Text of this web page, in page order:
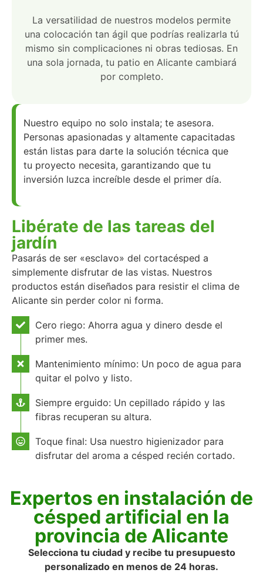
La versatilidad de nuestros modelos permite
una colocación tan ágil que podrías realizarla tú
mismo sin complicaciones ni obras tediosas. En
una sola jornada, tu patio en Alicante cambiará
por completo.
Nuestro equipo no solo instala; te asesora.
Personas apasionadas y altamente capacitadas
están listas para darte la solución técnica que
tu proyecto necesita, garantizando que tu
inversión luzca increíble desde el primer día.
Libérate de las tareas del
jardín
Pasarás de ser «esclavo» del cortacésped a
simplemente disfrutar de las vistas. Nuestros
productos están diseñados para resistir el clima de
Alicante sin perder color ni forma.
Cero riego: Ahorra agua y dinero desde el
primer mes.
Mantenimiento mínimo: Un poco de agua para
quitar el polvo y listo.
Siempre erguido: Un cepillado rápido y las
fibras recuperan su altura.
Toque final: Usa nuestro higienizador para
disfrutar del aroma a césped recién cortado.
Expertos en instalación de
césped artificial en la
provincia de Alicante
Selecciona tu ciudad y recibe tu presupuesto
personalizado en menos de 24 horas.